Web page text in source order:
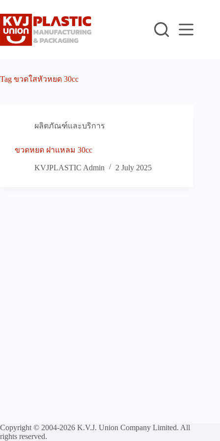
to
content
Tag ขวดใสหัวหยด 30cc
ผลิตภัณฑ์และบริการ
ขวดหยด ฝาแหลม 30cc
KVJPLASTIC Admin 2 July 2025
Copyright © 2004-2026 K.V.J. Union Company Limited. All
rights reserved.